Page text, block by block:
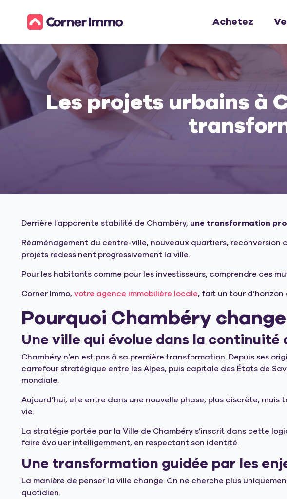
Achetez
Les projets urbains à
Derrière l’apparente stabilité de Chambéry, une transformation
Réaménagement du centre-ville, nouveaux quartiers,
projets redessinent progressivement la ville.
Pour les habitants comme pour les investisseurs, comprendre ces
Corner Immo, votre agence immobilière locale, fait un tour
Pourquoi Chambéry
Une ville qui évolue dans la continuité
Chambéry n’en est pas à sa première transformation. Depuis ses
carrefour stratégique entre les Alpes, puis capitale des États de
mondiale.
Aujourd’hui, elle entre dans une nouvelle phase, plus discrète,
vie.
La stratégie portée par la Ville de Chambéry s’inscrit dans cette
faire évoluer intelligemment, en respectant son identité.
Une transformation guidée par les
La manière de penser la ville change. On ne cherche plus
quotidien.